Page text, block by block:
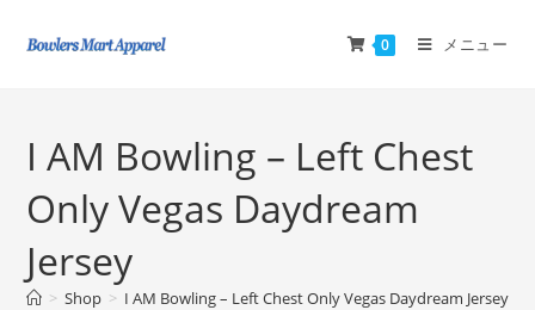
0 メニュー
I AM Bowling – Left Chest
Only Vegas Daydream
Jersey
> Shop > I AM Bowling – Left Chest Only Vegas Daydream Jersey